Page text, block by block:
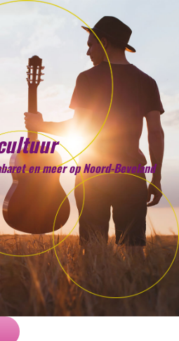
en meer op Noord-Beveland